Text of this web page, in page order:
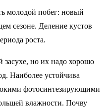
молодой побег: новый
сезоне. Деление кустов
роста.
но их надо хорошо
Наиболее устойчива
фотосинтезирующими
влажности. Почву